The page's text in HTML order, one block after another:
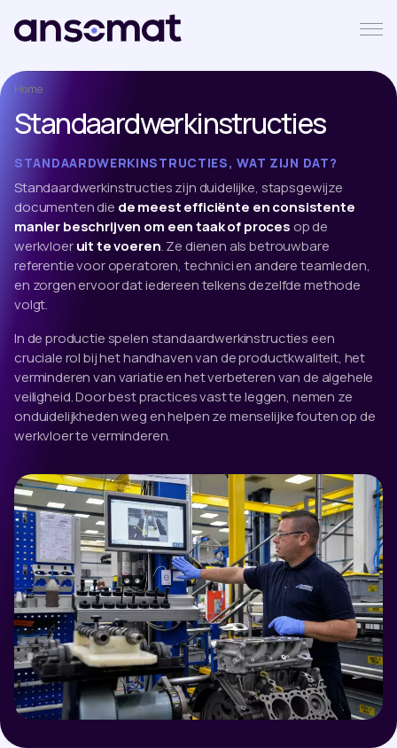
Home
Standaardwerkinstructies
STANDAARDWERKINSTRUCTIES, WAT ZIJN DAT?
Standaardwerkinstructies zijn duidelijke, stapsgewijze
documenten die de meest efficiënte en consistente
manier beschrijven om een taak of proces op de
werkvloeruit te voeren. Ze dienen als betrouwbare
referentie voor operatoren, technici en andere teamleden,
en zorgen ervoor dat iedereen telkens dezelfde methode
volgt.
In de productie spelen standaardwerkinstructies een
cruciale rol bij het handhaven van de productkwaliteit, het
verminderen van variatie en het verbeteren van de algehele
veiligheid. Door best practices vast te leggen, nemen ze
onduidelijkheden weg en helpen ze menselijke fouten op de
werkvloer te verminderen.